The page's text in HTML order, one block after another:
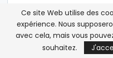
Ce site Web utilise des
expérience. Nous
avec cela, mais vous
souhaitez.